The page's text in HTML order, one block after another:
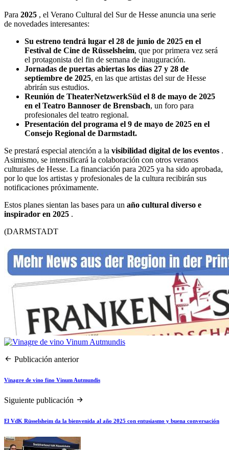
Para 2025 , el Verano Cultural del Sur de Hesse anuncia una serie
de novedades interesantes:
Su estreno tendrá lugar el 28 de junio de 2025 en el
Festival de Cine de Rüsselsheim, que por primera vez será
el protagonista del fin de semana de inauguración.
Jornadas de puertas abiertas los días 27 y 28 de
septiembre de 2025, en las que artistas del sur de Hesse
abrirán sus estudios.
Reunión de TheaterNetzwerkSüd el 8 de mayo de 2025
en el Teatro Bannoser de Brensbach, un foro para
profesionales del teatro regional.
Presentación del programa el 9 de mayo de 2025 en el
Consejo Regional de Darmstadt.
Se prestará especial atención a la visibilidad digital de los eventos .
Asimismo, se intensificará la colaboración con otros veranos
culturales de Hesse. La financiación para 2025 ya ha sido aprobada,
por lo que los artistas y profesionales de la cultura recibirán sus
notificaciones próximamente.
Estos planes sientan las bases para un año cultural diverso e
inspirador en 2025 .
(DARMSTADT
Publicación anterior
Vinagre de vino fino Vinum Autmundis
Siguiente publicación
El VdK Rüsselsheim da la bienvenida al año 2025 con entusiasmo y buena conversación